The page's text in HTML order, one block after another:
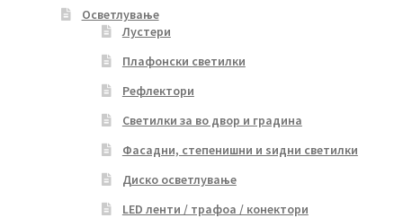
Осветлување
Лустери
Плафонски светилки
Рефлектори
Светилки за во двор и градина
Фасадни, степенишни и ѕидни светилки
Диско осветлување
LED ленти / трафоа / конектори